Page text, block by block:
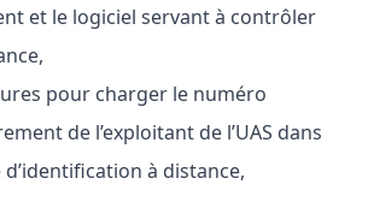
et le logiciel servant à contrôler
pour charger le numéro
de l’exploitant de l’UAS dans
d’identification à distance,